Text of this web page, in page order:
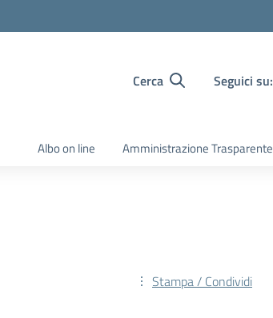
Cerca Seguici su:
Albo on line Amministrazione Trasparente
Stampa / Condividi